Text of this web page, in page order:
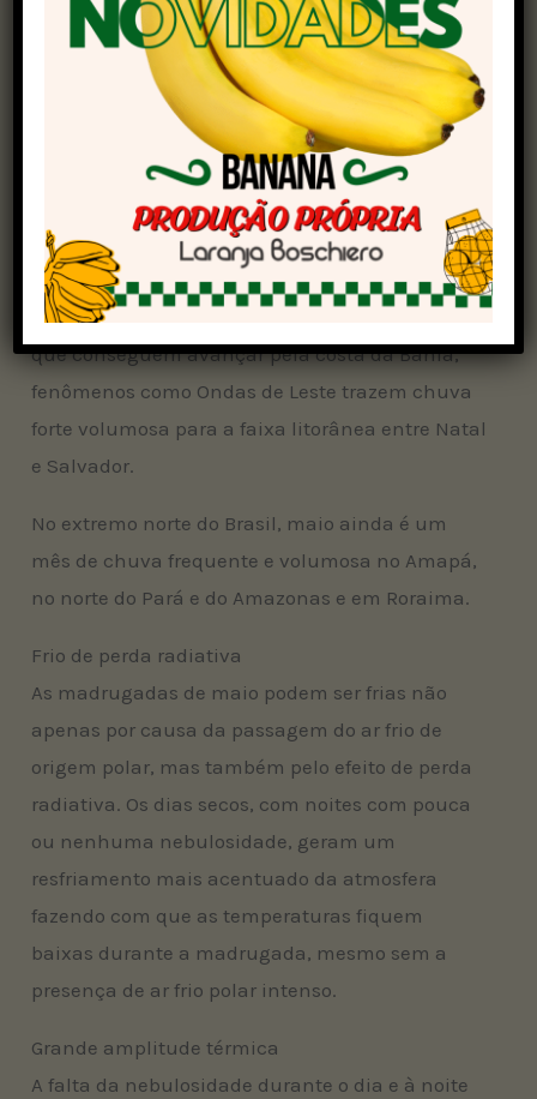
regiões. Dias com baixos níveis de umidade no
ar também ficam mais comuns no Sul, no
Sudeste, no Centro-Oeste e em parte do interior
Época de chuva em outras partes do Brasil
Ao mesmo tempo, maio é um mês de aumento
da frequência e da intensidade da chuva na
costa leste do Nordeste. Além das frentes frias
que conseguem avançar pela costa da Bahia,
fenômenos como Ondas de Leste trazem chuva
forte volumosa para a faixa litorânea entre Natal
e Salvador.
No extremo norte do Brasil, maio ainda é um
mês de chuva frequente e volumosa no Amapá,
no norte do Pará e do Amazonas e em Roraima.
Frio de perda radiativa
As madrugadas de maio podem ser frias não
apenas por causa da passagem do ar frio de
origem polar, mas também pelo efeito de perda
radiativa. Os dias secos, com noites com pouca
ou nenhuma nebulosidade, geram um
resfriamento mais acentuado da atmosfera
fazendo com que as temperaturas fiquem
baixas durante a madrugada, mesmo sem a
presença de ar frio polar intenso.
Grande amplitude térmica
A falta da nebulosidade durante o dia e à noite